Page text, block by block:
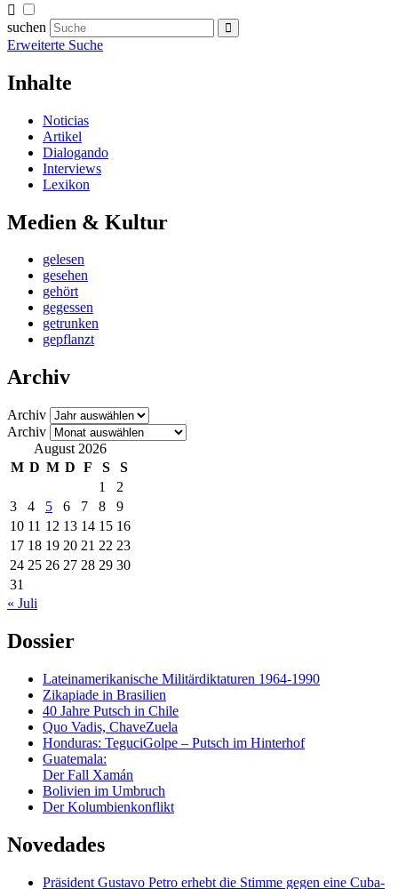
suchen
Erweiterte Suche
Inhalte
Noticias
Artikel
Dialogando
Interviews
Lexikon
Medien & Kultur
gelesen
gesehen
gehört
gegessen
getrunken
gepflanzt
Archiv
Archiv
Archiv
August 2026
M D M D F S
S
1
2
3
4 5 6 7 8
9
10 11 12 13 14 15 16
17 18 19 20 21 22 23
24 25 26 27 28 29 30
31
« Juli
Dossier
Lateinamerikanische Militärdiktaturen 1964-1990
Zikapiade in Brasilien
40 Jahre Putsch in Chile
Quo Vadis, ChaveZuela
Honduras: TeguciGolpe – Putsch im Hinterhof
Guatemala:
Der Fall Xamán
Bolivien im Umbruch
Der Kolumbienkonflikt
Novedades
Präsident Gustavo Petro erhebt die Stimme gegen eine Cuba-